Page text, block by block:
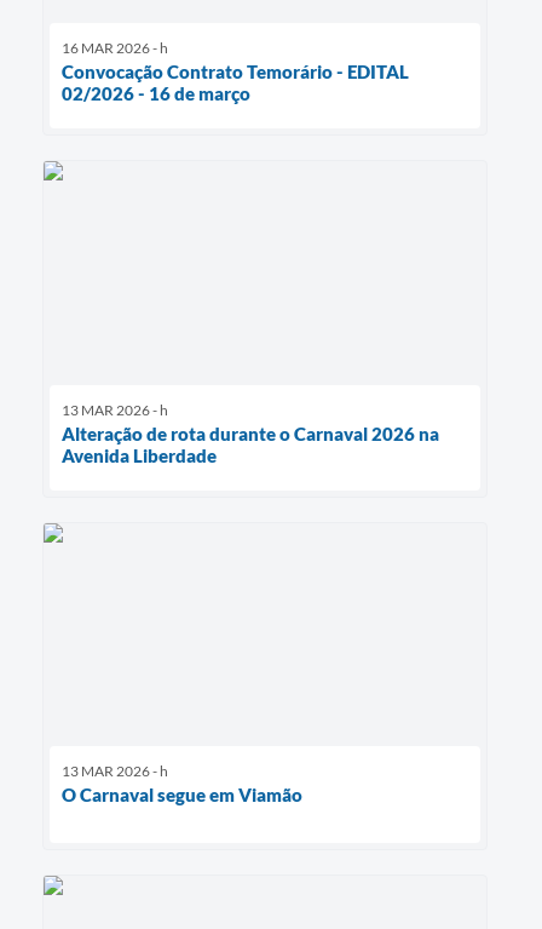
16 MAR 2026 - h
Convocação Contrato Temorário - EDITAL
02/2026 - 16 de março
13 MAR 2026 - h
Alteração de rota durante o Carnaval 2026 na
Avenida Liberdade
13 MAR 2026 - h
O Carnaval segue em Viamão